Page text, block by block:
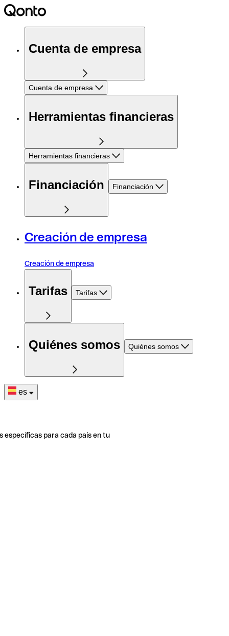
Cuenta de empresa
Cuenta de empresa
Herramientas financieras
Herramientas financieras
Financiación Financiación
Creación de empresa
Creación de empresa
Tarifas Tarifas
Quiénes somos Quiénes somos
es
específicas para cada país en tu